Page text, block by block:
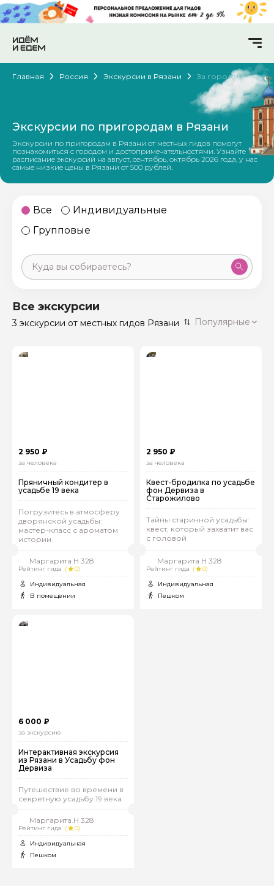
Главная Россия Экскурсии в Рязани За городом
Экскурсии по пригородам в Рязани
Экскурсии по пригородам в Рязани от местных гидов помогут
познакомиться с городом и достопримечательностями. Узнайте
расписание экскурсий на август, сентябрь, октябрь 2026 года, у нас
самые низкие цены в Рязани от 500 рублей.
Все
Индивидуальные
Групповые
Санкт-Петербург 50 экскурсий
Россия
Все экскурсии
3 экскурсии от местных гидов Рязани Популярные
2 950 ₽
за человека
Пряничный кондитер в
усадьбе 19 века
Погрузитесь в атмосферу
дворянской усадьбы:
мастер-класс с ароматом
истории
Маргарита.Н 328
Рейтинг гида (
0)
Индивидуальная
В помещении
2 950 ₽
за человека
Квест-бродилка по усадьбе
фон Дервиза в
Старожилово
Тайны старинной усадьбы:
квест, который захватит вас
с головой
Маргарита.Н 328
Рейтинг гида (
0)
Индивидуальная
Пешком
6 000 ₽
за экскурсию
Интерактивная экскурсия
из Рязани в Усадьбу фон
Дервиза
Путешествие во времени в
секретную усадьбу 19 века
Маргарита.Н 328
Рейтинг гида (
0)
Индивидуальная
Пешком